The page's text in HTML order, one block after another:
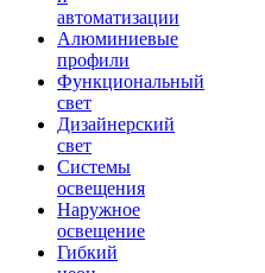
автоматизации
Алюминиевые
профили
Функциональный
свет
Дизайнерский
свет
Системы
освещения
Наружное
освещение
Гибкий